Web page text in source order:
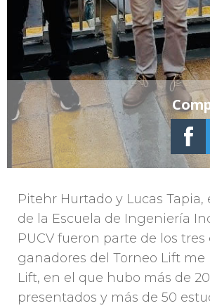
Pitehr Hurtado y Lucas Tapia,
de la Escuela de Ingeniería
PUCV fueron parte de los tres
ganadores del Torneo Lift me
Lift, en el que hubo más de
presentados y más de 50